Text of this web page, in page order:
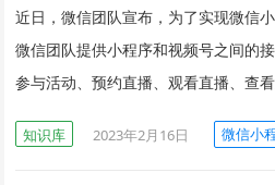
近日，微信团队宣布，为了实现微信
微信团队提供小程序和视频号之间的
参与活动、预约直播、观看直播、查
知识库 2023年2月16日 微信小